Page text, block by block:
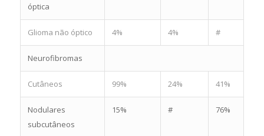
óptica
Glioma não óptico 4% 4% #
Neurofibromas
Cutâneos 99% 24% 41%
Nodulares
subcutâneos
15% # 76%